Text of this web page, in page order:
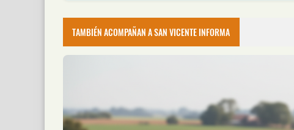
Dos personas resultaron heridas luego de que un
Una vivienda fue consumida por un incendio
TAMBIÉN ACOMPAÑAN A SAN VICENTE INFORMA